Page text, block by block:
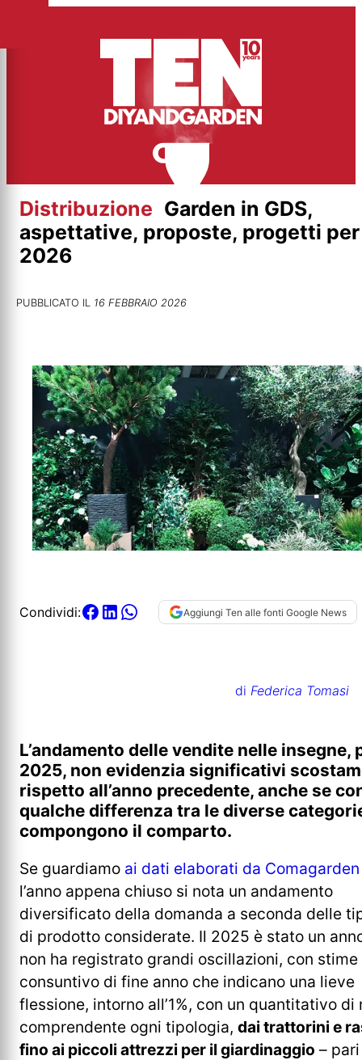
contenuto
Distribuzione Garden in GDS,
aspettative, proposte, progetti
2026
PUBBLICATO IL 16 FEBBRAIO 2026
Condividi: Aggiungi Ten alle fonti Google News
di Federica Tomasi
L’andamento delle vendite nelle insegne,
2025, non evidenzia significativi
rispetto all’anno precedente, anche se
qualche differenza tra le diverse
compongono il comparto.
Se guardiamo ai dati elaborati da Comagarden
l’anno appena chiuso si nota un andamento
diversificato della domanda a seconda delle
di prodotto considerate. Il 2025 è stato un
non ha registrato grandi oscillazioni, con stime
consuntivo di fine anno che indicano una lieve
flessione, intorno all’1%, con un quantitativo di
comprendente ogni tipologia, dai trattorini e
fino ai piccoli attrezzi per il giardinaggio –